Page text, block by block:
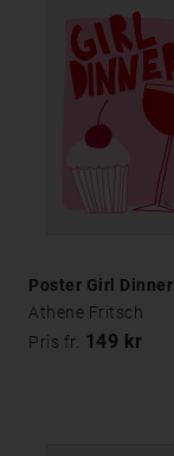
Poster Girl Dinner
Athene Fritsch
Pris fr. 149 kr